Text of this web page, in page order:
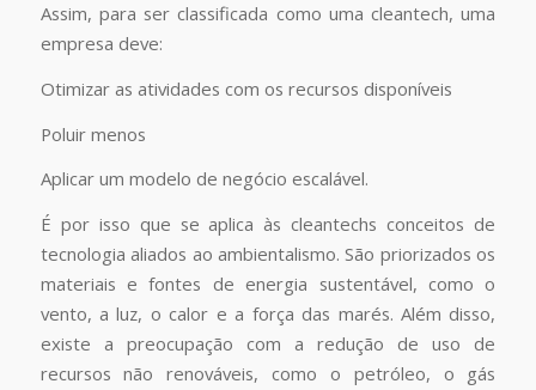
Assim, para ser classificada como uma cleantech, uma
empresa deve:
Otimizar as atividades com os recursos disponíveis
Poluir menos
Aplicar um modelo de negócio escalável.
É por isso que se aplica às cleantechs conceitos de
tecnologia aliados ao ambientalismo. São priorizados os
materiais e fontes de energia sustentável, como o
vento, a luz, o calor e a força das marés. Além disso,
existe a preocupação com a redução de uso de
recursos não renováveis, como o petróleo, o gás